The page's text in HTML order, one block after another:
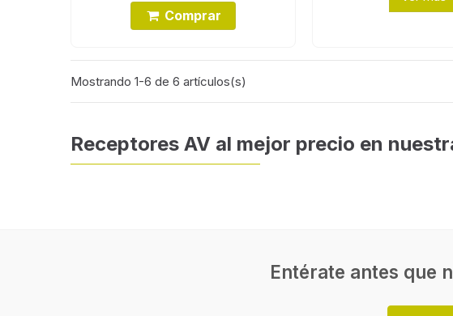
Comprar
Mostrando 1-6 de 6 artículos(s)
Receptores AV al mejor precio en
Entérate antes que